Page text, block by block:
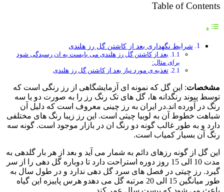
Table of Contents
شرایط نگهداری بعد از کاشتن گل رز هلندی
بعد از کاشتن گل رز هلندی می بایست به ان رسیدگی شود
برای مثال:
تغذیه ی مورد نیاز بعد از کاشتن گل رز هلندی
مشخصات: این گل که نمونه ای آزمایشگاهی از رز رنگی است که
توسط پیوند رنگدانه ها، گل های تک رنگ رز را به صورت دو یا سه
رنگ در آورده اند.در ایران به رز چینی معروف است که دلیل آن
شباهت خطوط آن به لوبیا چیتی است. این رز زیبا رنگ های مختلفی
دارد و به طور غالب گونه دو رنگ ان در بازار موجود است. گونه سه
رنگ آن بسیار کمیاب است.
این گل از گونه رزهای دائم به شمار می آید و بعد از هر بار گلدهی به
مدت 10 الی 15 روز دوره استراحت دارد تا دوباره گل دهی را از سر
گیرد. رز چیتی در فصل های سرد گل دهی ندارد و در طول سال به
طور میانگین 15 الی 20 مرتبه گل می دهدو هرس پاییزه این گیاه
باعث می شود که بیست سال عمر کند.